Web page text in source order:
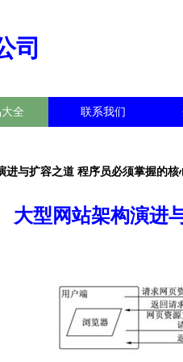
司
全 联系我们
进与扩容之道 程序员必须掌握的核
大型网站架构演进